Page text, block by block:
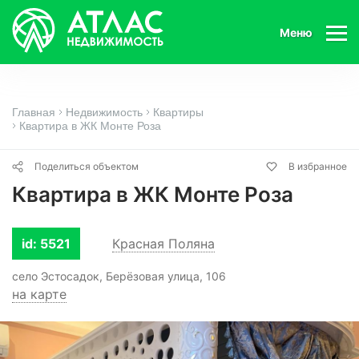
Меню
Главная Недвижимость
Квартиры
Квартира в ЖК Монте Роза
Поделиться объектом В избранное
Квартира в ЖК Монте Роза
id: 5521 Красная Поляна
село Эстосадок, Берёзовая улица, 106
на карте